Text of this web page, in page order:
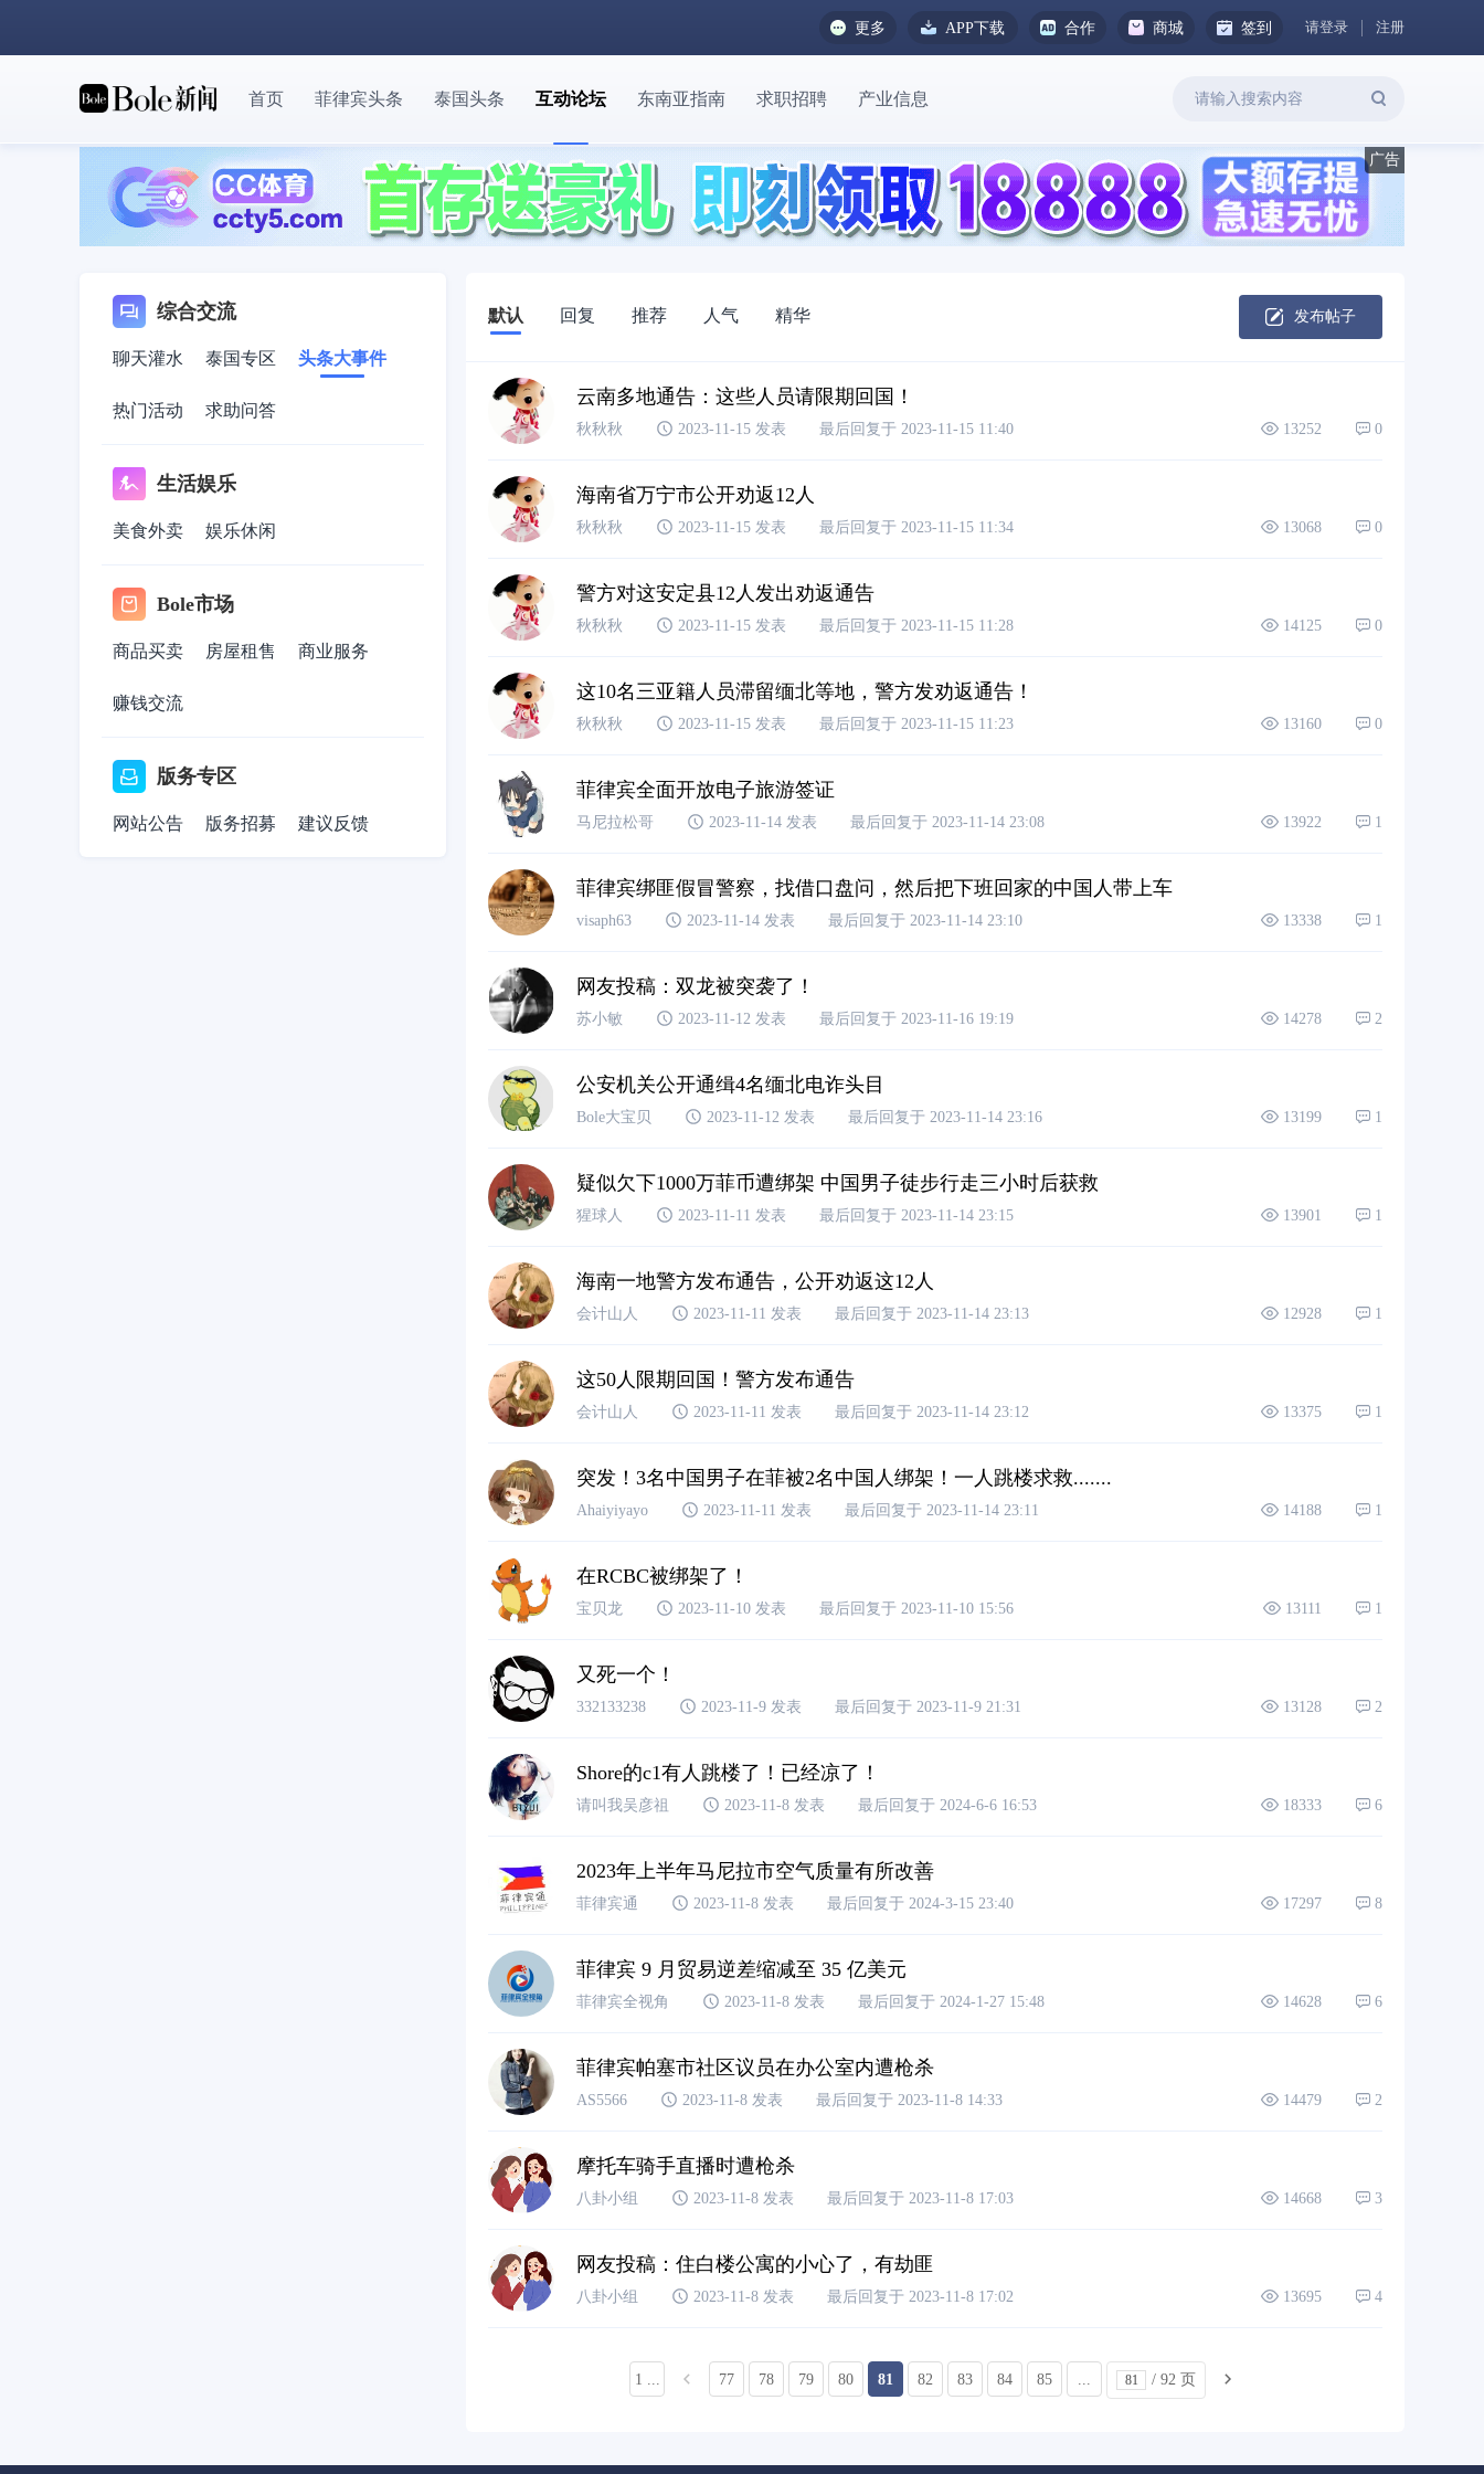
更多 APP下载 合作 商城 签到 请登录 注册
首页 菲律宾头条 泰国头条 互动论坛 东南亚指南 求职招聘 产业信息
综合交流
聊天灌水 泰国专区 头条大事件
热门活动 求助问答
生活娱乐
美食外卖 娱乐休闲
Bole市场
商品买卖 房屋租售 商业服务
赚钱交流
版务专区
网站公告 版务招募 建议反馈
默认 回复 推荐 人气 精华 发布帖子
云南多地通告：这些人员请限期回国！
秋秋秋 2023-11-15 发表 最后回复于 2023-11-15 11:40 13252 0
海南省万宁市公开劝返12人
秋秋秋 2023-11-15 发表 最后回复于 2023-11-15 11:34 13068 0
警方对这安定县12人发出劝返通告
秋秋秋 2023-11-15 发表 最后回复于 2023-11-15 11:28 14125 0
这10名三亚籍人员滞留缅北等地，警方发劝返通告！
秋秋秋 2023-11-15 发表 最后回复于 2023-11-15 11:23 13160 0
菲律宾全面开放电子旅游签证
马尼拉松哥 2023-11-14 发表 最后回复于 2023-11-14 23:08 13922 1
菲律宾绑匪假冒警察，找借口盘问，然后把下班回家的中国人带上车
visaph63 2023-11-14 发表 最后回复于 2023-11-14 23:10 13338 1
网友投稿：双龙被突袭了！
苏小敏 2023-11-12 发表 最后回复于 2023-11-16 19:19 14278 2
公安机关公开通缉4名缅北电诈头目
Bole大宝贝 2023-11-12 发表 最后回复于 2023-11-14 23:16 13199 1
疑似欠下1000万菲币遭绑架 中国男子徒步行走三小时后获救
猩球人 2023-11-11 发表 最后回复于 2023-11-14 23:15 13901 1
海南一地警方发布通告，公开劝返这12人
会计山人 2023-11-11 发表 最后回复于 2023-11-14 23:13 12928 1
这50人限期回国！警方发布通告
会计山人 2023-11-11 发表 最后回复于 2023-11-14 23:12 13375 1
突发！3名中国男子在菲被2名中国人绑架！一人跳楼求救.......
Ahaiyiyayo 2023-11-11 发表 最后回复于 2023-11-14 23:11 14188 1
在RCBC被绑架了！
宝贝龙 2023-11-10 发表 最后回复于 2023-11-10 15:56 13111 1
又死一个！
332133238 2023-11-9 发表 最后回复于 2023-11-9 21:31 13128 2
Shore的c1有人跳楼了！已经凉了！
请叫我吴彦祖 2023-11-8 发表 最后回复于 2024-6-6 16:53 18333 6
2023年上半年马尼拉市空气质量有所改善
菲律宾通 2023-11-8 发表 最后回复于 2024-3-15 23:40 17297 8
菲律宾 9 月贸易逆差缩减至 35 亿美元
菲律宾全视角 2023-11-8 发表 最后回复于 2024-1-27 15:48 14628 6
菲律宾帕塞市社区议员在办公室内遭枪杀
AS5566 2023-11-8 发表 最后回复于 2023-11-8 14:33 14479 2
摩托车骑手直播时遭枪杀
八卦小组 2023-11-8 发表 最后回复于 2023-11-8 17:03 14668 3
网友投稿：住白楼公寓的小心了，有劫匪
八卦小组 2023-11-8 发表 最后回复于 2023-11-8 17:02 13695 4
1 ... 77 78 79 80 81 82 83 84 85 ... / 92 页